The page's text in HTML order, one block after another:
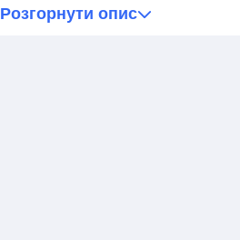
Розгорнути опис